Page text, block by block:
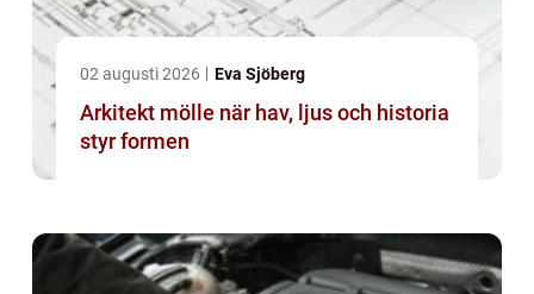
02 augusti 2026 Eva Sjöberg
Arkitekt mölle när hav, ljus och historia
styr formen